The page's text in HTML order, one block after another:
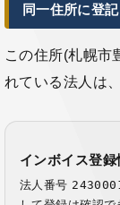
同一住所に登
この住所(札幌市
れている法人は
インボイス登録
法人番号